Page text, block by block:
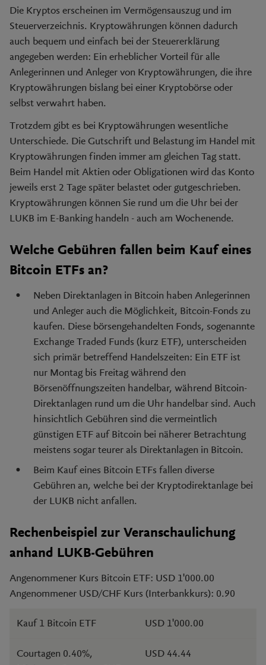
Die Kryptos erscheinen im Vermögensauszug und im
Steuerverzeichnis. Kryptowährungen können dadurch
auch bequem und einfach bei der Steuererklärung
angegeben werden: Ein erheblicher Vorteil für alle
Anlegerinnen und Anleger von Kryptowährungen, die ihre
Kryptowährungen bislang bei einer Kryptobörse oder
selbst verwahrt haben.
Trotzdem gibt es bei Kryptowährungen wesentliche
Unterschiede. Die Gutschrift und Belastung im Handel mit
Kryptowährungen finden immer am gleichen Tag statt.
Beim Handel mit Aktien oder Obligationen wird das Konto
jeweils erst 2 Tage später belastet oder gutgeschrieben.
Kryptowährungen können Sie rund um die Uhr bei der
LUKB im E-Banking handeln - auch am Wochenende.
Welche Gebühren fallen beim Kauf eines
Bitcoin ETFs an?
Neben Direktanlagen in Bitcoin haben Anlegerinnen
und Anleger auch die Möglichkeit, Bitcoin-Fonds zu
kaufen. Diese börsengehandelten Fonds, sogenannte
Exchange Traded Funds (kurz ETF), unterscheiden
sich primär betreffend Handelszeiten: Ein ETF ist
nur Montag bis Freitag während den
Börsenöffnungszeiten handelbar, während Bitcoin-
Direktanlagen rund um die Uhr handelbar sind. Auch
hinsichtlich Gebühren sind die vermeintlich
günstigen ETF auf Bitcoin bei näherer Betrachtung
meistens sogar teurer als Direktanlagen in Bitcoin.
Beim Kauf eines Bitcoin ETFs fallen diverse
Gebühren an, welche bei der Kryptodirektanlage bei
der LUKB nicht anfallen.
Rechenbeispiel zur Veranschaulichung
anhand LUKB-Gebühren
Angenommener Kurs Bitcoin ETF: USD 1'000.00
Angenommener USD/CHF Kurs (Interbankkurs): 0.90
Kauf 1 Bitcoin ETF USD 1'000.00
Courtagen 0.40%,
USD 44.44